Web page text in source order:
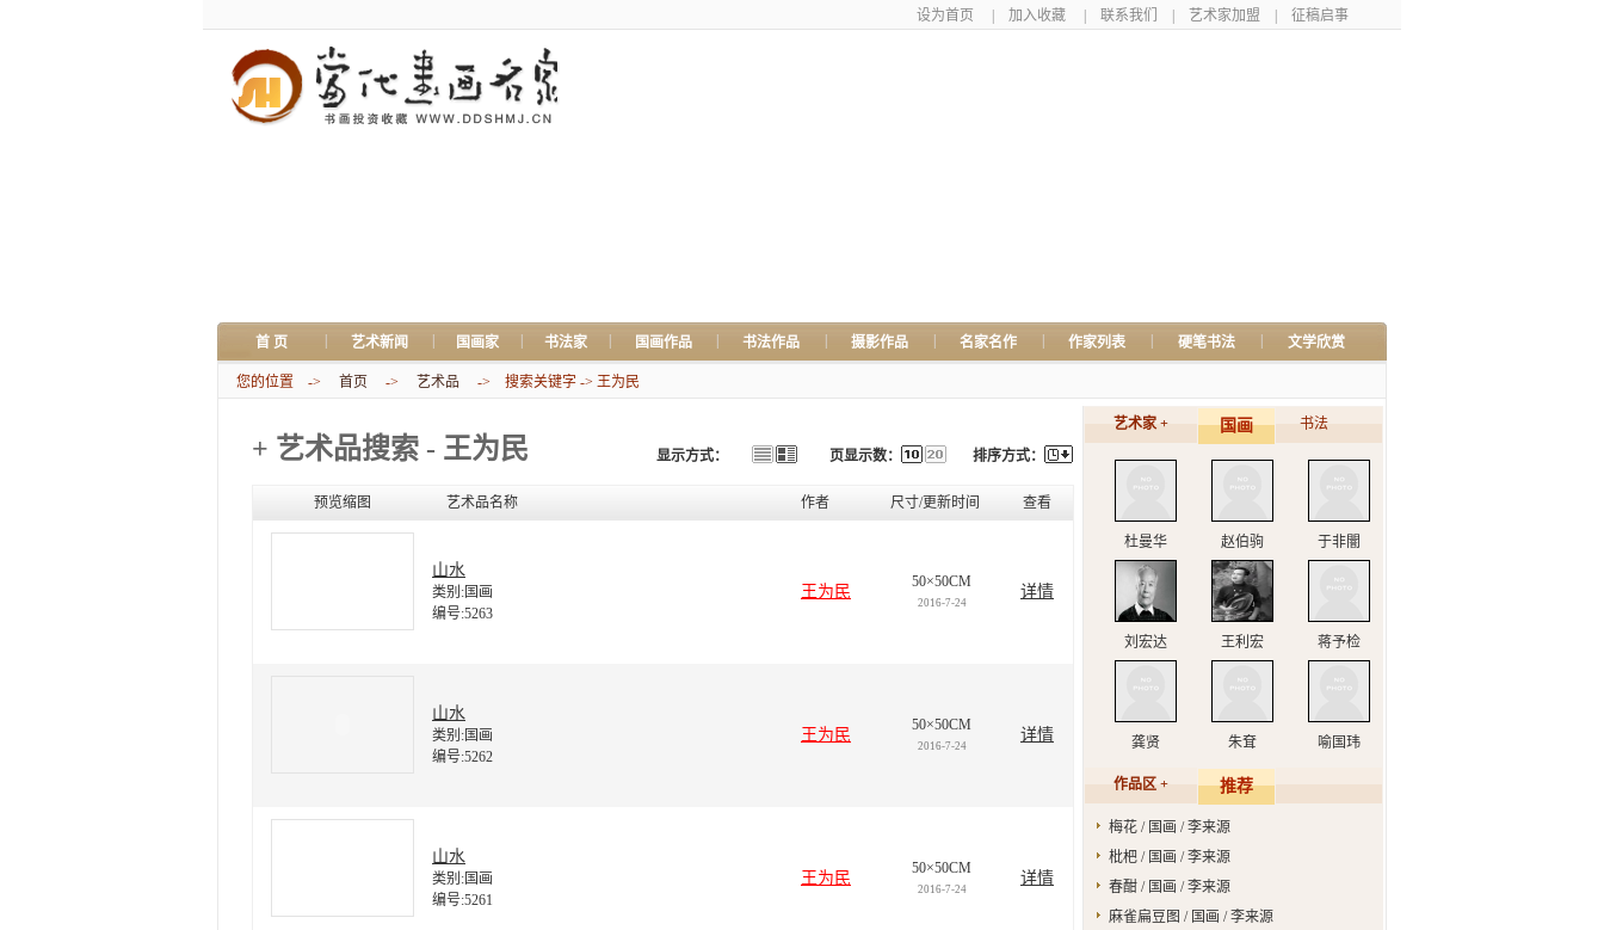
设为首页 加入收藏 联系我们 艺术家加盟 征稿启事
首 页 艺术新闻 国画家 书法家 国画作品 书法作品 摄影作品 名家名作 作家列表 硬笔书法 文学欣赏
您的位置 -> 首页 -> 艺术品 -> 搜索关键字 -> 王为民
+ 艺术品搜索 - 王为民 显示方式： 页显示数： 排序方式：
预览缩图 艺术品名称 作者 尺寸/更新时间 查看
山水
类别:国画
编号:5263
王为民
50×50CM
2016-7-24
详情
山水
类别:国画
编号:5262
王为民
50×50CM
2016-7-24
详情
山水
类别:国画
编号:5261
王为民
50×50CM
2016-7-24
详情
艺术家 + 国画 书法
杜曼华 赵伯驹 于非闇
刘宏达 王利宏 蒋予检
龚贤 朱耷 喻国玮
作品区 + 推荐
梅花 / 国画 / 李来源
枇杷 / 国画 / 李来源
春酣 / 国画 / 李来源
麻雀扁豆图 / 国画 / 李来源